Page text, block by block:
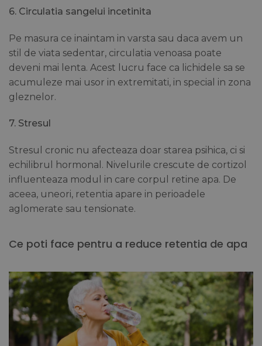
6. Circulatia sangelui incetinita
Pe masura ce inaintam in varsta sau daca avem un
stil de viata sedentar, circulatia venoasa poate
deveni mai lenta. Acest lucru face ca lichidele sa se
acumuleze mai usor in extremitati, in special in zona
gleznelor.
7. Stresul
Stresul cronic nu afecteaza doar starea psihica, ci si
echilibrul hormonal. Nivelurile crescute de cortizol
influenteaza modul in care corpul retine apa. De
aceea, uneori, retentia apare in perioadele
aglomerate sau tensionate.
Ce poti face pentru a reduce retentia de apa